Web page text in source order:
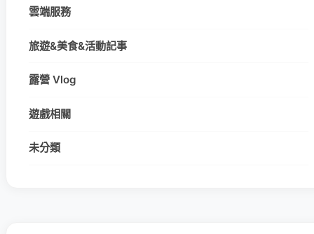
雲端服務
旅遊&美食&活動記事
露營 Vlog
遊戲相關
未分類